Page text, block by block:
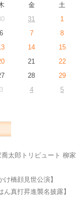
金
土
31
1
6 7
8
14
15
21
22
28
29
3 4 5
太郎トリビュート 柳家
橋顔見世公演】
真打昇進襲名披露】